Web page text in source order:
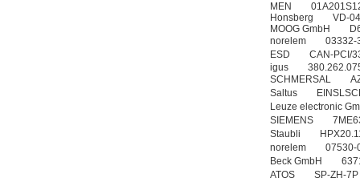
MEN
Honsberg VD-
MOOG GmbH
norelem 03332-
ESD CAN-PCI/
igus
SCHMERSAL
Saltus
Leuze electronic
SIEMENS
Staubli
norelem 07530-
Beck GmbH
ATOS SP-ZH-